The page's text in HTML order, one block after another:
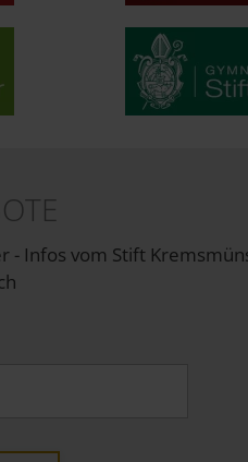
- Infos vom Stift